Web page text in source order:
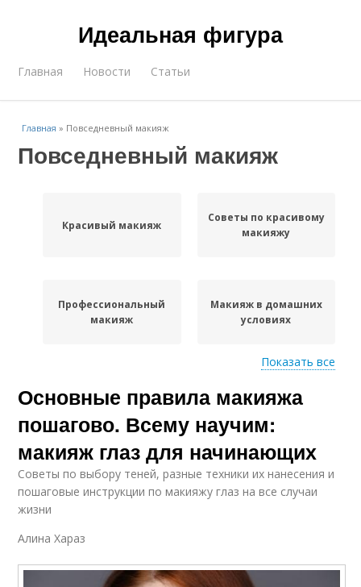
Идеальная фигура
Главная Новости Статьи
Главная » Повседневный макияж
Повседневный макияж
Красивый макияж
Советы по красивому
макияжу
Профессиональный
макияж
Макияж в домашних
условиях
Хороший макияж Макияж для девушек
Макияж для лица Макияж для щек
Макияж для глаз Макияж для губ-как
Показать все
Основные правила макияжа
пошагово. Всему научим:
макияж глаз для начинающих
Советы по выбору теней, разные техники их нанесения и
пошаговые инструкции по макияжу глаз на все случаи
жизни
Алина Хараз